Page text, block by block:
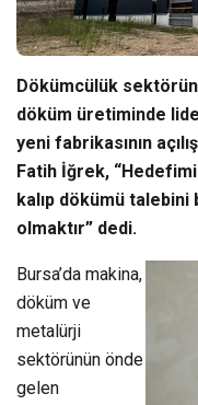
Dökümcülük
döküm üretiminde
yeni fabrikasının
Fatih İğrek,
kalıp dökümü
olmaktır” dedi.
Bursa’da makina,
döküm ve
metalürji
sektörünün önde
gelen